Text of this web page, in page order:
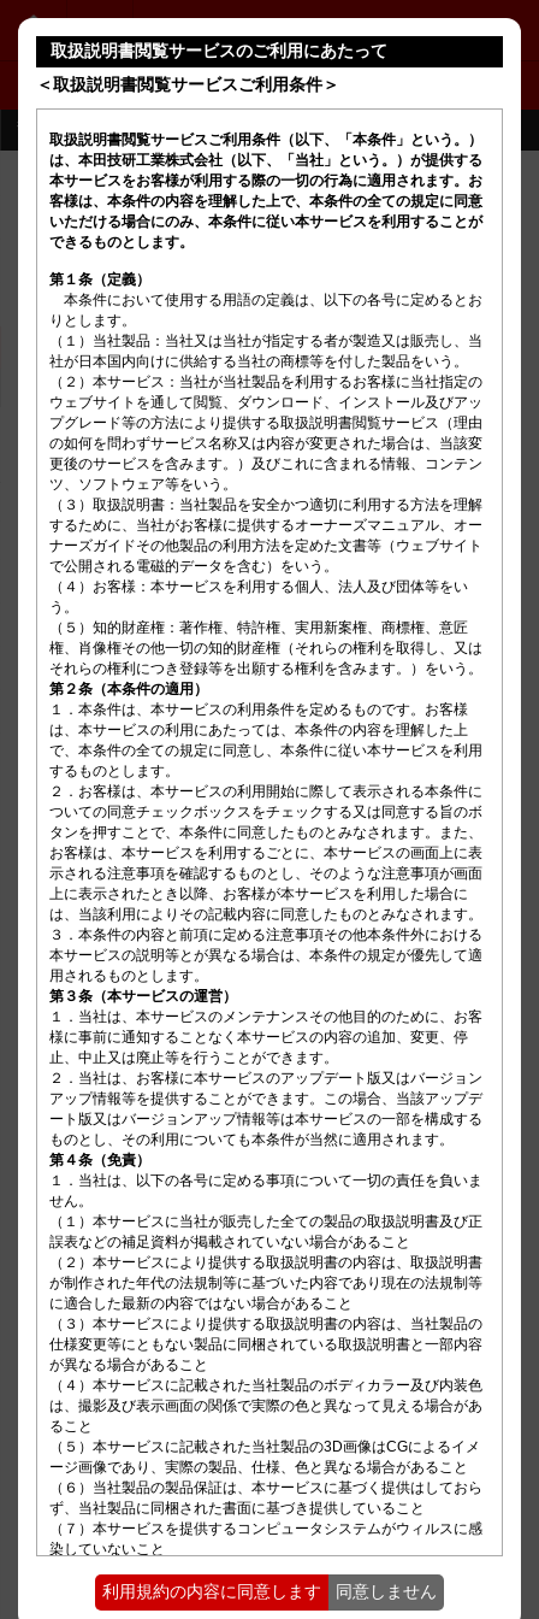
取扱説明書閲覧サービスのご利用にあたって
＜取扱説明書閲覧サービスご利用条件＞
取扱説明書閲覧サービスご利用条件（以下、「本条件」という。）
は、本田技研工業株式会社（以下、「当社」という。）が提供する
本サービスをお客様が利用する際の一切の行為に適用されます。お
客様は、本条件の内容を理解した上で、本条件の全ての規定に同意
いただける場合にのみ、本条件に従い本サービスを利用することが
できるものとします。
第１条（定義）
本条件において使用する用語の定義は、以下の各号に定めるとお
りとします。
（１）当社製品：当社又は当社が指定する者が製造又は販売し、当
社が日本国内向けに供給する当社の商標等を付した製品をいう。
（２）本サービス：当社が当社製品を利用するお客様に当社指定の
ウェブサイトを通して閲覧、ダウンロード、インストール及びアッ
プグレード等の方法により提供する取扱説明書閲覧サービス（理由
の如何を問わずサービス名称又は内容が変更された場合は、当該変
更後のサービスを含みます。）及びこれに含まれる情報、コンテン
ツ、ソフトウェア等をいう。
（３）取扱説明書：当社製品を安全かつ適切に利用する方法を理解
するために、当社がお客様に提供するオーナーズマニュアル、オー
ナーズガイドその他製品の利用方法を定めた文書等（ウェブサイト
で公開される電磁的データを含む）をいう。
（４）お客様：本サービスを利用する個人、法人及び団体等をい
う。
（５）知的財産権：著作権、特許権、実用新案権、商標権、意匠
権、肖像権その他一切の知的財産権（それらの権利を取得し、又は
第２条（本条件の適用）
１．本条件は、本サービスの利用条件を定めるものです。お客様
は、本サービスの利用にあたっては、本条件の内容を理解した上
で、本条件の全ての規定に同意し、本条件に従い本サービスを利用
するものとします。
２．お客様は、本サービスの利用開始に際して表示される本条件に
ついての同意チェックボックスをチェックする又は同意する旨のボ
タンを押すことで、本条件に同意したものとみなされます。また、
お客様は、本サービスを利用するごとに、本サービスの画面上に表
示される注意事項を確認するものとし、そのような注意事項が画面
上に表示されたとき以降、お客様が本サービスを利用した場合に
は、当該利用によりその記載内容に同意したものとみなされます。
３．本条件の内容と前項に定める注意事項その他本条件外における
本サービスの説明等とが異なる場合は、本条件の規定が優先して適
第３条（本サービスの運営）
１．当社は、本サービスのメンテナンスその他目的のために、お客
様に事前に通知することなく本サービスの内容の追加、変更、停
止、中止又は廃止等を行うことができます。
２．当社は、お客様に本サービスのアップデート版又はバージョン
アップ情報等を提供することができます。この場合、当該アップデ
ート版又はバージョンアップ情報等は本サービスの一部を構成する
第４条（免責）
１．当社は、以下の各号に定める事項について一切の責任を負いま
せん。
（１）本サービスに当社が販売した全ての製品の取扱説明書及び正
誤表などの補足資料が掲載されていない場合があること
（２）本サービスにより提供する取扱説明書の内容は、取扱説明書
が制作された年代の法規制等に基づいた内容であり現在の法規制等
に適合した最新の内容ではない場合があること
（３）本サービスにより提供する取扱説明書の内容は、当社製品の
仕様変更等にともない製品に同梱されている取扱説明書と一部内容
が異なる場合があること
（４）本サービスに記載された当社製品のボディカラー及び内装色
は、撮影及び表示画面の関係で実際の色と異なって見える場合があ
ること
（５）本サービスに記載された当社製品の3D画像はCGによるイメ
ージ画像であり、実際の製品、仕様、色と異なる場合があること
（６）当社製品の製品保証は、本サービスに基づく提供はしておら
ず、当社製品に同梱された書面に基づき提供していること
（７）本サービスを提供するコンピュータシステムがウィルスに感
染していないこと
（９）前各号の他、本サービスの正確性、完全性、確実性、適用
性、有用性、利用可能性、安全性、信頼性及び無故障性等
利用規約の内容に同意します 同意しません
警告灯と表示灯一覧